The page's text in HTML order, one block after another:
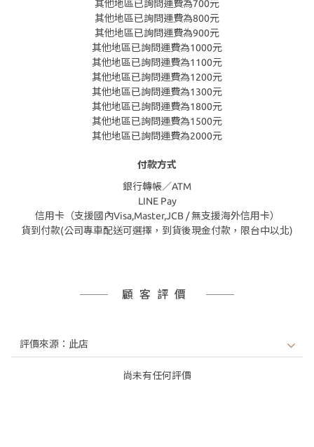
其他地區已詢問運費為700元
其他地區已詢問運費為800元
其他地區已詢問運費為900元
其他地區已詢問運費為1000元
其他地區已詢問運費為1100元
其他地區已詢問運費為1200元
其他地區已詢問運費為1300元
其他地區已詢問運費為1800元
其他地區已詢問運費為1500元
其他地區已詢問運費為2000元
付款方式
銀行轉帳／ATM
LINE Pay
信用卡（支援國內Visa,Master,JCB / 無支援海外信用卡）
貨到付款(公司專車配送可選擇，到貨後現金付款，限台中以北)
顧客評價
尚未有任何評價